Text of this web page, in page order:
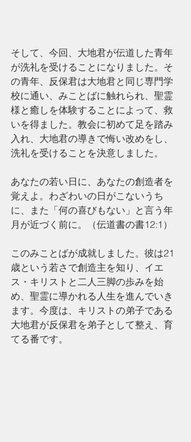
そして、今回、大地君が伝道した青年
が洗礼を受けることになりました。そ
の青年、反保君は大地君と同じ専門学
校に通い、みことばに触れられ、聖霊
様と癒しを体験することによって、救
いを得ました。教会に初めて足を踏み
入れ、大地君の導きで悔い改めをし、
洗礼を受けることを決意しました。
あなたの若い日に、あなたの創造者を
覚えよ。わざわいの日がこないうち
に、また「何の喜びもない」と言う年
月が近づく前に。（伝道書の書12:1）
このみことばが成就しました。彼は21
歳という若さで創造主を知り、イエ
ス・キリストと二人三脚の歩みを始
め、聖霊に導かれる人生を進んでいき
ます。今度は、キリストの弟子である
大地君が反保君を弟子として整え、育
てる番です。